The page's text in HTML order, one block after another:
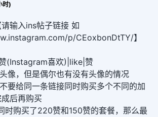
时)
输入ins帖子链接 如
p/CEoxbonDtTY/】
(Instagram喜欢)|like|赞
像，但是偶尔也有没有头像的情况
要给同一条链接同时购买多个不同的加
后再购买
时购买了220赞和150赞的套餐，那么最